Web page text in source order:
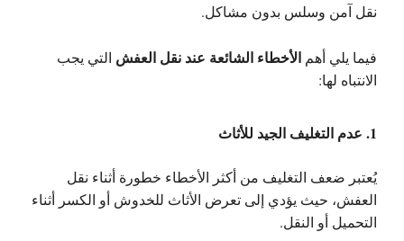
نقل آمن وسلس بدون مشاكل.
فيما يلي أهم الأخطاء الشائعة عند نقل العفش التي يجب
الانتباه لها:
1. عدم التغليف الجيد للأثاث
يُعتبر ضعف التغليف من أكثر الأخطاء خطورة أثناء نقل
العفش، حيث يؤدي إلى تعرض الأثاث للخدوش أو الكسر أثناء
التحميل أو النقل.